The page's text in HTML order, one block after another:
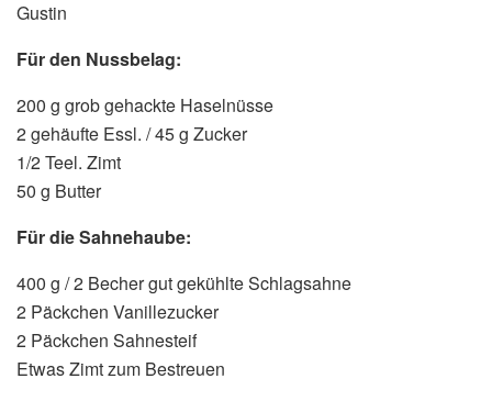
Gustin
Für den Nussbelag:
200 g grob gehackte Haselnüsse
2 gehäufte Essl. / 45 g Zucker
1/2 Teel. Zimt
50 g Butter
Für die Sahnehaube:
400 g / 2 Becher gut gekühlte Schlagsahne
2 Päckchen Vanillezucker
2 Päckchen Sahnesteif
Etwas Zimt zum Bestreuen